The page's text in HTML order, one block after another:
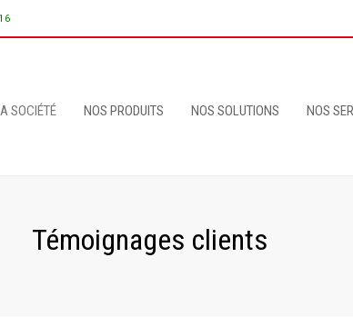
SOCIÉTÉ NOS PRODUITS NOS SOLUTIONS NOS
Témoignages clients